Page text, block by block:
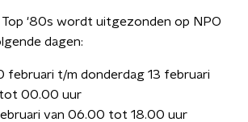
Top '80s wordt uitgezonden op NPO
dagen:
februari t/m donderdag 13 februari
00.00 uur
van 06.00 tot 18.00 uur